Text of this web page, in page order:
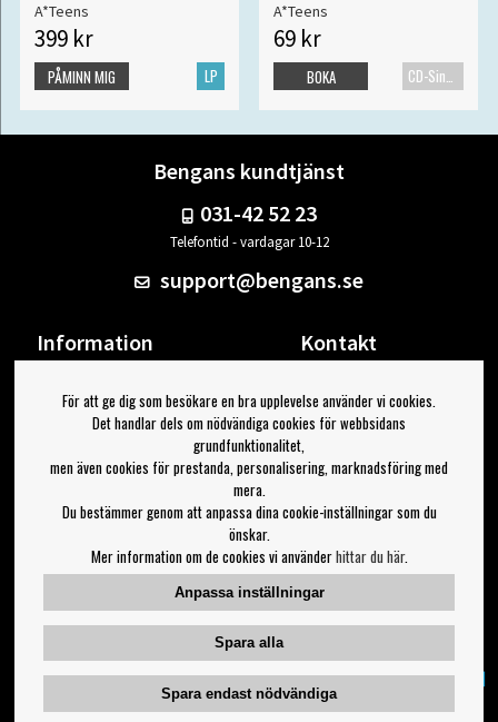
A*Teens
399 kr
LP
PÅMINN MIG
A*Teens
69 kr
BOKA
Bengans kundtjänst
031-42 52 23
Telefontid - vardagar 10-12
support@bengans.se
Information
Om Bengans
FAQ / Köp- & Leveransvillkor
Kontakt
Din sida
Logga ut
Jag vill ha tips från Bengans
Inställningar för nyhetsbrev
Följ oss på:
För att ge dig som besökare en bra upplevelse använder vi cookies.
Det handlar dels om nödvändiga cookies för webbsidans
grundfunktionalitet,
men även cookies för prestanda, personalisering, marknadsföring med
mera.
Du bestämmer genom att anpassa dina cookie-inställningar som du
önskar.
Mer information om de cookies vi använderhittar du här.
Anpassa inställningar
Spara alla
Spara endast nödvändiga